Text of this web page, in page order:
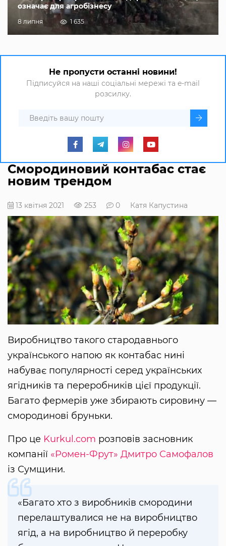
означає для агробізнесу
8 липня 1 635
Не пропусти останні новини!
Підписуйся на наші соціальні мережі та e-mail
розсилку.
Смородиновий контабас стає
новим трендом
13 квітня 2021 253 0 Катя Капустина
Виробництво такого стародавнього
українського напою як контабас нині
набуває популярності серед українських
ягідників та переробників цієї продукції.
Багато фермерів уже збирають сировину —
смородинові бруньки.
Про це Kurkul.com розповів засновник
компанії «Ромен-Фрут» Дмитро Самофалов
із Сумщини.
«Багато хто з виробників смородини
перелаштувалися не на виробництво
ягід, а на виробництво й переробку